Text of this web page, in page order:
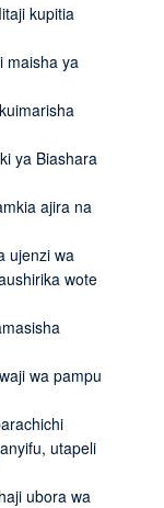
kupitia
maisha ya
ya Biashara
ajira na
ujenzi wa
wote
wa pampu
utapeli
ubora wa